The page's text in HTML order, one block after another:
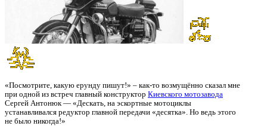
«Посмотрите, какую ерунду пишут!» – как-то возмущённо сказал мне
при одной из встреч главный конструктор Киевского мотозавода
Сергей Антонюк — «Дескать, на эскортные мотоциклы
устанавливался редуктор главной передачи «десятка». Но ведь этого
не было никогда!»